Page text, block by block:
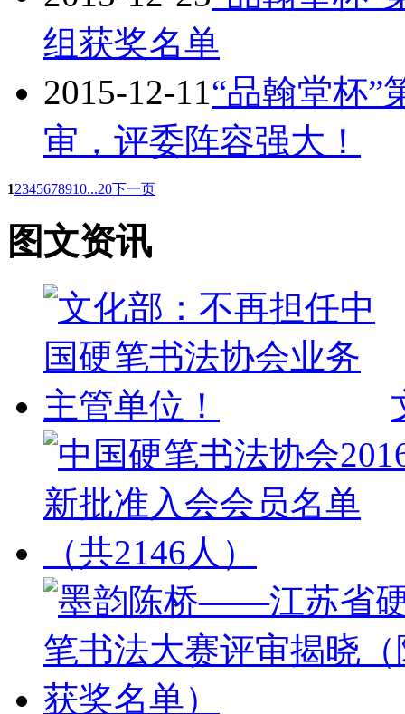
组获奖名单
2015-12-11“品翰堂杯”
审，评委阵容强大！
12345678910...20下一页
图文资讯